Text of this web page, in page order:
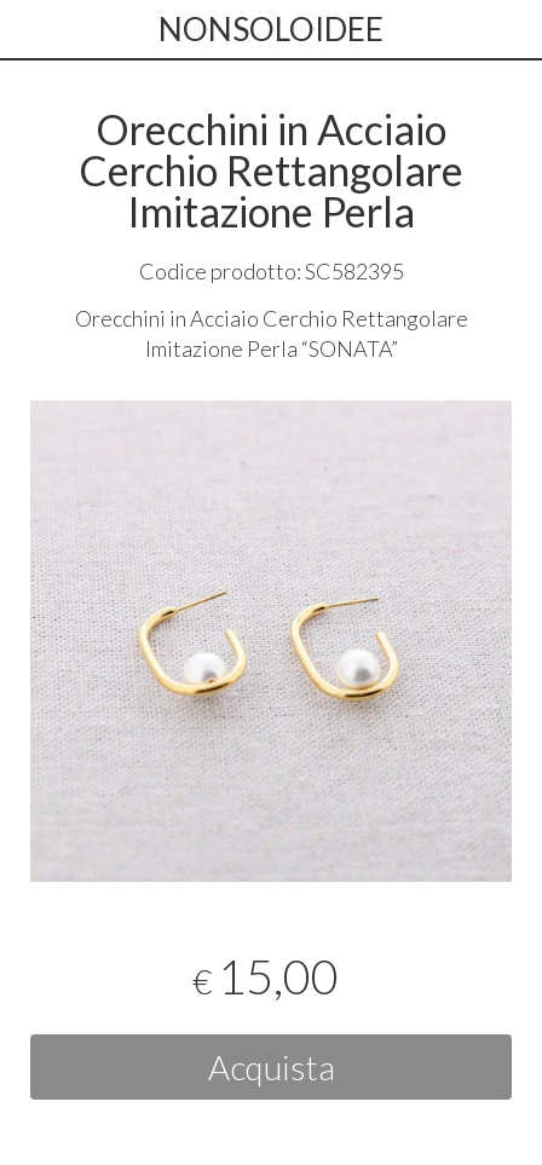
NONSOLOIDEE
Orecchini in Acciaio
Cerchio Rettangolare
Imitazione Perla
Codice prodotto: SC582395
Orecchini in Acciaio Cerchio Rettangolare
Imitazione Perla “SONATA”
€ 15,00
Acquista